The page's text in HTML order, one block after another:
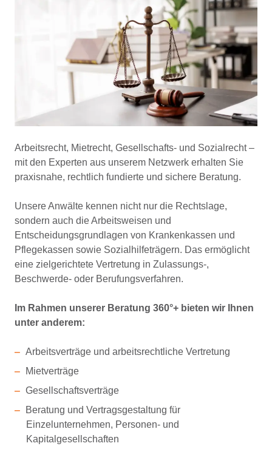
Arbeitsrecht, Mietrecht, Gesellschafts- und Sozialrecht –
mit den Experten aus unserem Netzwerk erhalten Sie
praxisnahe, rechtlich fundierte und sichere Beratung.
Unsere Anwälte kennen nicht nur die Rechtslage,
sondern auch die Arbeitsweisen und
Entscheidungsgrundlagen von Krankenkassen und
Pflegekassen sowie Sozialhilfeträgern. Das ermöglicht
eine zielgerichtete Vertretung in Zulassungs-,
Beschwerde- oder Berufungsverfahren.
Im Rahmen unserer Beratung 360°+ bieten wir Ihnen
unter anderem:
Arbeitsverträge und arbeitsrechtliche Vertretung
Mietverträge
Gesellschaftsverträge
Beratung und Vertragsgestaltung für
Einzelunternehmen, Personen- und
Kapitalgesellschaften